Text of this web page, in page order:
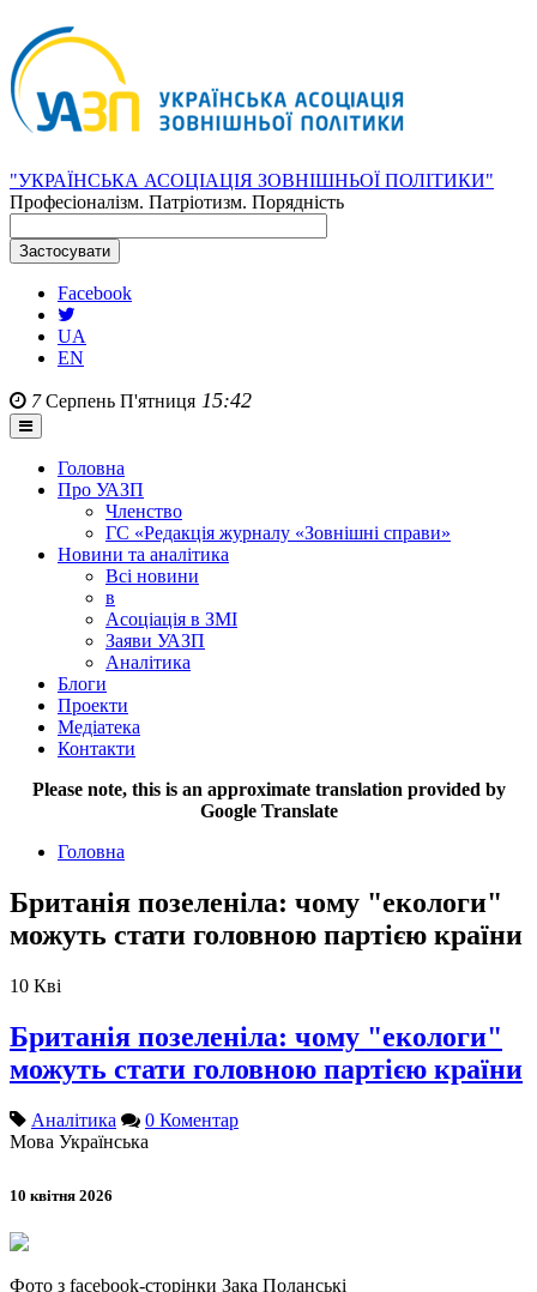
"УКРАЇНСЬКА АСОЦІАЦІЯ ЗОВНІШНЬОЇ ПОЛІТИКИ"
Професіоналізм. Патріотизм. Порядність
Facebook
UA
EN
7Серпень П'ятниця 15:42
Головна
Про УАЗП
Членство
ГС «Редакція журналу «Зовнішні справи»
Новини та аналітика
Всі новини
в
Асоціація в ЗМІ
Заяви УАЗП
Аналітика
Блоги
Проекти
Медіатека
Контакти
Please note, this is an approximate translation provided by
Google Translate
Головна
Британія позеленіла: чому "екологи"
можуть стати головною партією країни
10 Кві
Британія позеленіла: чому "екологи"
можуть стати головною партією країни
Аналітика
0 Коментар
Мова Українська
10 квітня 2026
Фото з facebook-сторінки Зака Поланські